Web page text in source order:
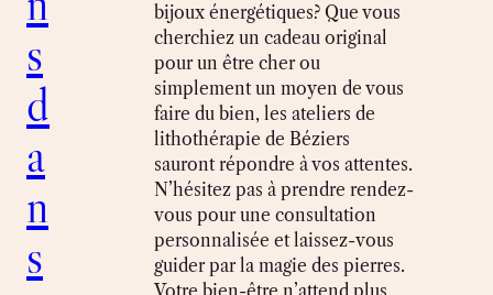
s
d
a
n
s
bijoux énergétiques? Que vous
cherchiez un cadeau original
pour un être cher ou
simplement un moyen de vous
faire du bien, les ateliers de
lithothérapie de Béziers
sauront répondre à vos attentes.
N’hésitez pas à prendre rendez-
vous pour une consultation
personnalisée et laissez-vous
guider par la magie des pierres.